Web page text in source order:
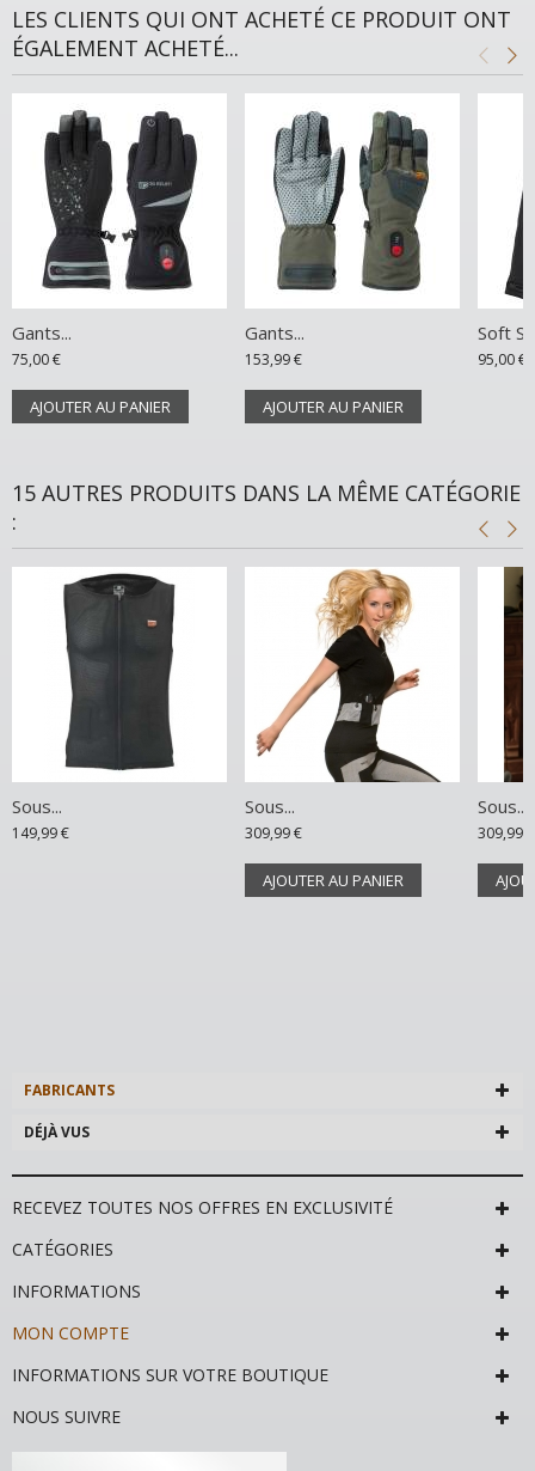
LES CLIENTS QUI ONT ACHETÉ CE PRODUIT ONT
ÉGALEMENT ACHETÉ...
Gants...
75,00 €
AJOUTER AU PANIER
Gants...
153,99 €
AJOUTER AU PANIER
Soft
95,00 €
15 AUTRES PRODUITS DANS LA MÊME CATÉGORIE
:
Sous...
149,99 €
Sous...
309,99 €
AJOUTER AU PANIER
Sous...
309,99 €
FABRICANTS
DÉJÀ VUS
RECEVEZ TOUTES NOS OFFRES EN EXCLUSIVITÉ
CATÉGORIES
INFORMATIONS
MON COMPTE
INFORMATIONS SUR VOTRE BOUTIQUE
NOUS SUIVRE